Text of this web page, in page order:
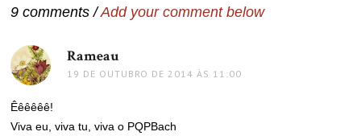
9 comments /Add your comment below
Rameau
19 DE OUTUBRO DE 2014 ÀS 11:00
Êêêêêê!
Viva eu, viva tu, viva o PQPBach